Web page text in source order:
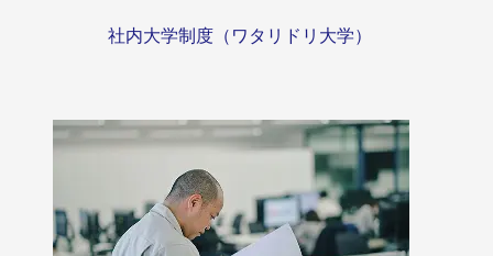
社内大学制度（ワタリドリ大学）